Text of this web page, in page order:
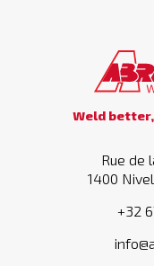
Weld
Rue de
1400
+32